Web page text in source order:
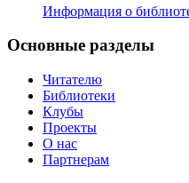
Информация о
Основные разделы
Читателю
Библиотеки
Клубы
Проекты
О нас
Партнерам